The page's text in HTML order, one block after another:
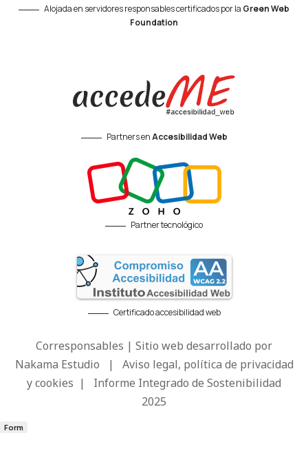
Alojada en servidores responsables certificados por la Green Web
Foundation
Partners enAccesibilidad Web
Partner tecnológico
Certificado accesibilidad web
Corresponsables | Sitio web desarrollado por
Nakama Estudio | Aviso legal, política de privacidad
y cookies | Informe Integrado de Sostenibilidad
2025
Form